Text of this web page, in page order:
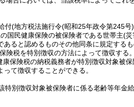
付(地方税法施行令(昭和25年政令第245号)
国民健康保険の被保険者である世帯主(災
ると認めるものその他同条に規定する
税を特別徴収の方法によって徴収する。
保険税の納税義務者が特別徴収対象被保
て徴収することができる。
別徴収対象被保険者に係る老齢等年金